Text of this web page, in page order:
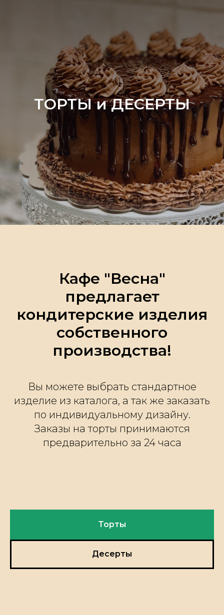
ТОРТЫ и ДЕСЕРТЫ
Кафе "Весна"
предлагает
кондитерские изделия
собственного
производства!
Вы можете выбрать стандартное
изделие из каталога, а так же заказать
по индивидуальному дизайну.
Заказы на торты принимаются
предварительно за 24 часа
Торты
Десерты